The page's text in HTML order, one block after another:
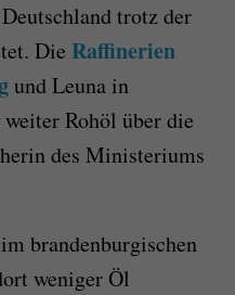
trotz der
Die Raffinerien
und Leuna in
Rohöl über die
des Ministeriums
brandenburgischen
weniger Öl